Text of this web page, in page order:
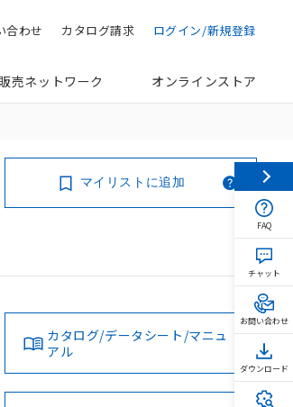
ログイン/新規登録
カタログ請求
合わせ
販売ネットワーク オンラインストア
マイリストに追加
カタログ/データシート/マニュ
アル
FAQ
チャット
お問い合わせ
ダウンロード